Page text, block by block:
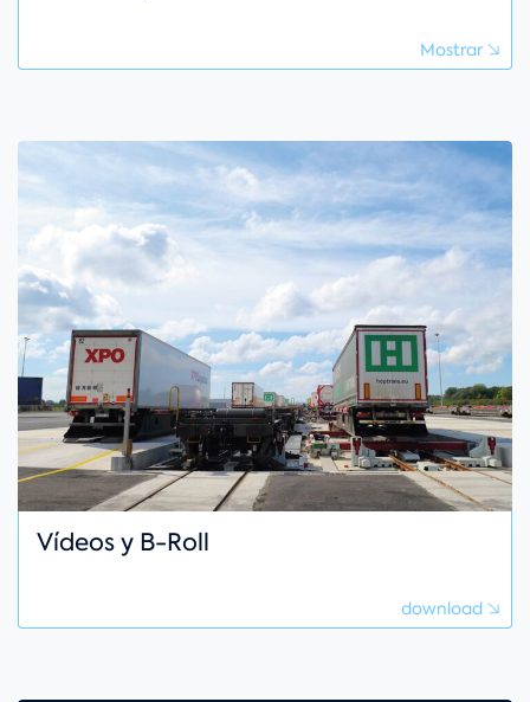
Mostrar
Vídeos y B-Roll
download